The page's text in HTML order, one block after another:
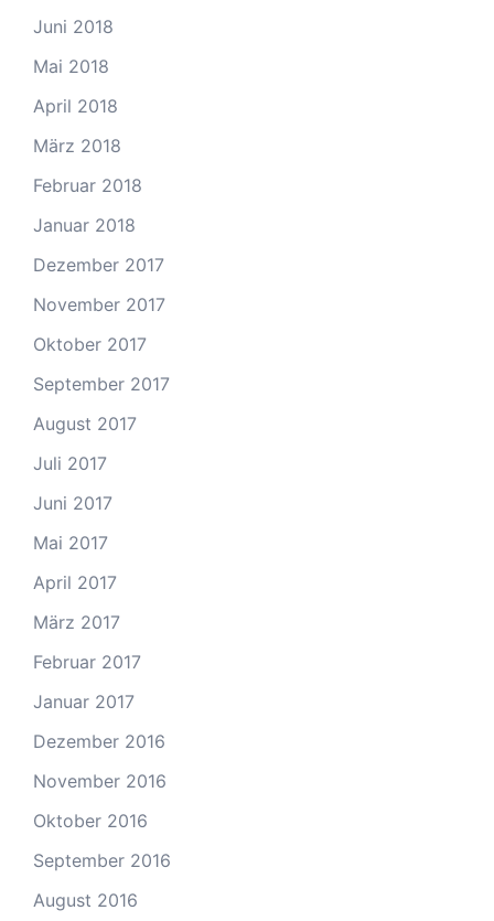
Juni 2018
Mai 2018
April 2018
März 2018
Februar 2018
Januar 2018
Dezember 2017
November 2017
Oktober 2017
September 2017
August 2017
Juli 2017
Juni 2017
Mai 2017
April 2017
März 2017
Februar 2017
Januar 2017
Dezember 2016
November 2016
Oktober 2016
September 2016
August 2016